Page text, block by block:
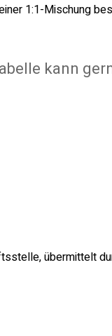
1:1-Mischung
kann
übermittelt